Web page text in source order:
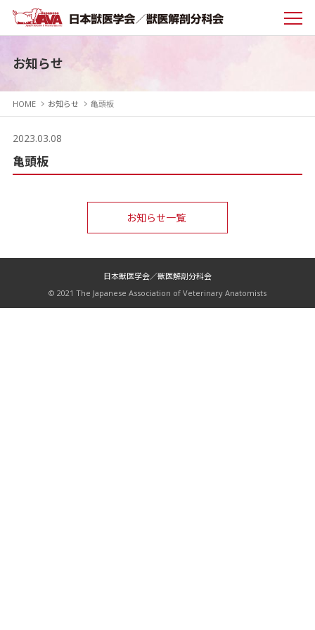
お知らせ
HOME お知らせ 亀頭板
2023.03.08
亀頭板
お知らせ一覧
日本獣医学会／獣医解剖分科会
© 2021 The Japanese Association of Veterinary Anatomists